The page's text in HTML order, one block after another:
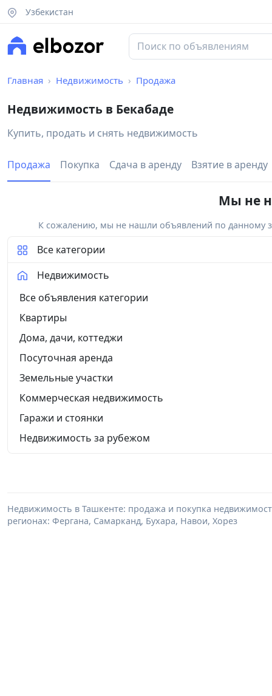
Узбекистан
Главная Недвижимость Продажа
Недвижимость в Бекабаде
Купить, продать и снять недвижимость
Продажа Покупка Сдача в аренду Взятие в аренду
Мы не
К сожалению, мы не нашли объявлений по данному
Все категории
Недвижимость
Все объявления категории
Квартиры
Дома, дачи, коттеджи
Посуточная аренда
Земельные участки
Коммерческая недвижимость
Гаражи и стоянки
Недвижимость за рубежом
Недвижимость в Ташкенте: продажа и покупка
регионах: Фергана, Самарканд, Бухара, Навои, Хорез